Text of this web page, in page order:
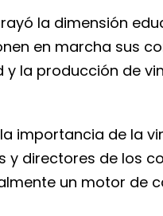
la dimensión
en marcha sus
la producción de
importancia de la
directores de los
un motor de